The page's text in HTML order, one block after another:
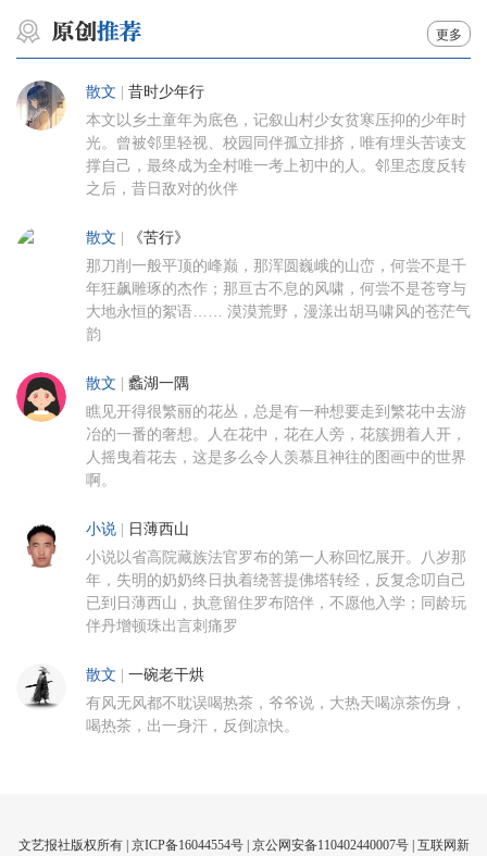
更多
散文 昔时少年行
本文以乡土童年为底色，记叙山村少女贫寒压抑的少年时
光。曾被邻里轻视、校园同伴孤立排挤，唯有埋头苦读支
撑自己，最终成为全村唯一考上初中的人。邻里态度反转
之后，昔日敌对的伙伴
散文 《苦行》
那刀削一般平顶的峰巅，那浑圆巍峨的山峦，何尝不是千
年狂飙雕琢的杰作；那亘古不息的风啸，何尝不是苍穹与
大地永恒的絮语…… 漠漠荒野，漫漾出胡马啸风的苍茫气
韵
散文 蠡湖一隅
瞧见开得很繁丽的花丛，总是有一种想要走到繁花中去游
冶的一番的奢想。人在花中，花在人旁，花簇拥着人开，
人摇曳着花去，这是多么令人羡慕且神往的图画中的世界
啊。
小说 日薄西山
小说以省高院藏族法官罗布的第一人称回忆展开。八岁那
年，失明的奶奶终日执着绕菩提佛塔转经，反复念叨自己
已到日薄西山，执意留住罗布陪伴，不愿他入学；同龄玩
伴丹增顿珠出言刺痛罗
散文 一碗老干烘
有风无风都不耽误喝热茶，爷爷说，大热天喝凉茶伤身，
喝热茶，出一身汗，反倒凉快。
文艺报社版权所有 | 京ICP备16044554号| 京公网安备110402440007号 | 互联网新